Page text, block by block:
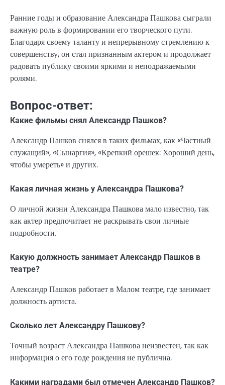
Ранние годы и образование Александра Пашкова сыграли
важную роль в формировании его творческого пути.
Благодаря своему таланту и непрерывному стремлению к
совершенству, он стал признанным актером и продолжает
радовать публику своими яркими и неподражаемыми
ролями.
Вопрос-ответ:
Какие фильмы снял Александр Пашков?
Александр Пашков снялся в таких фильмах, как «Частный
служащий», «Сынаргия», «Крепкий орешек: Хороший день,
чтобы умереть» и других.
Какая личная жизнь у Александра Пашкова?
О личной жизни Александра Пашкова мало известно, так
как актер предпочитает не раскрывать свои личные
подробности.
Какую должность занимает Александр Пашков в
театре?
Александр Пашков работает в Малом театре, где занимает
должность артиста.
Сколько лет Александру Пашкову?
Точный возраст Александра Пашкова неизвестен, так как
информация о его годе рождения не публична.
Какими наградами был отмечен Александр Пашков?